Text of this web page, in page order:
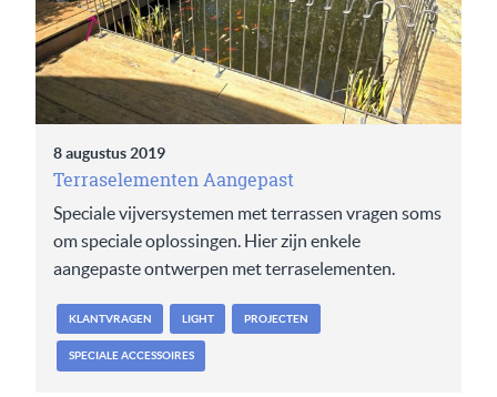
8 augustus 2019
Terraselementen Aangepast
Speciale vijversystemen met terrassen vragen soms
om speciale oplossingen. Hier zijn enkele
aangepaste ontwerpen met terraselementen.
KLANTVRAGEN LIGHT PROJECTEN
SPECIALE ACCESSOIRES